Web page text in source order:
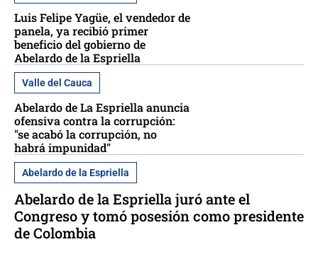
Luis Felipe Yagüe, el vendedor de
panela, ya recibió primer
beneficio del gobierno de
Abelardo de la Espriella
Valle del Cauca
Abelardo de La Espriella anuncia
ofensiva contra la corrupción:
"se acabó la corrupción, no
habrá impunidad"
Abelardo de la Espriella
Abelardo de la Espriella juró ante el
Congreso y tomó posesión como presidente
de Colombia